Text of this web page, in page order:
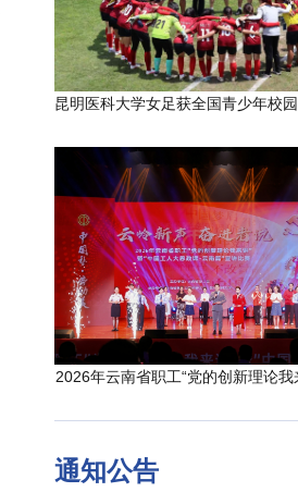
2026年云南省职工“党的创新理论我
通知公告